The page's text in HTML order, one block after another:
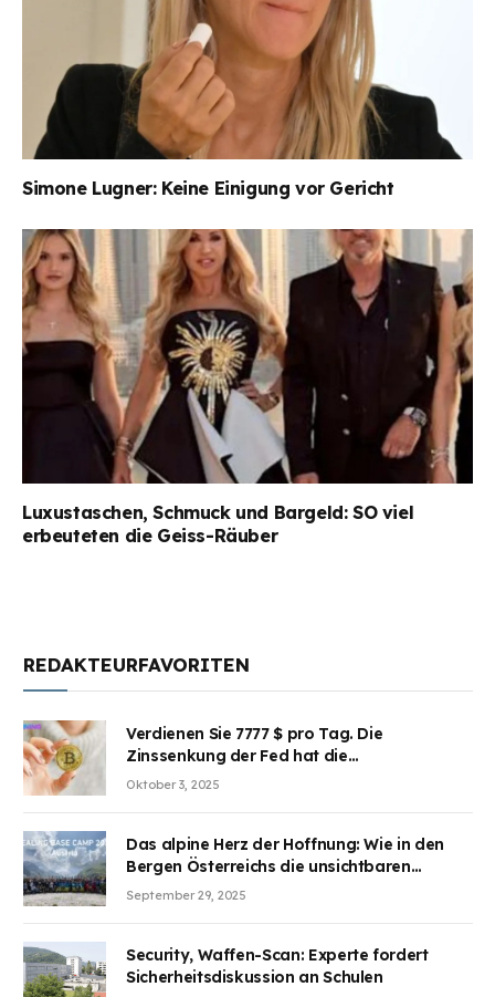
Simone Lugner: Keine Einigung vor Gericht
Luxustaschen, Schmuck und Bargeld: SO viel
erbeuteten die Geiss-Räuber
REDAKTEURFAVORITEN
Verdienen Sie 7777 $ pro Tag. Die
Zinssenkung der Fed hat die
Aufmerksamkeit des Marktes erregt.
Oktober 3, 2025
Das alpine Herz der Hoffnung: Wie in den
Bergen Österreichs die unsichtbaren
Wunden des Kriegesheilen
September 29, 2025
Security, Waffen-Scan: Experte fordert
Sicherheitsdiskussion an Schulen